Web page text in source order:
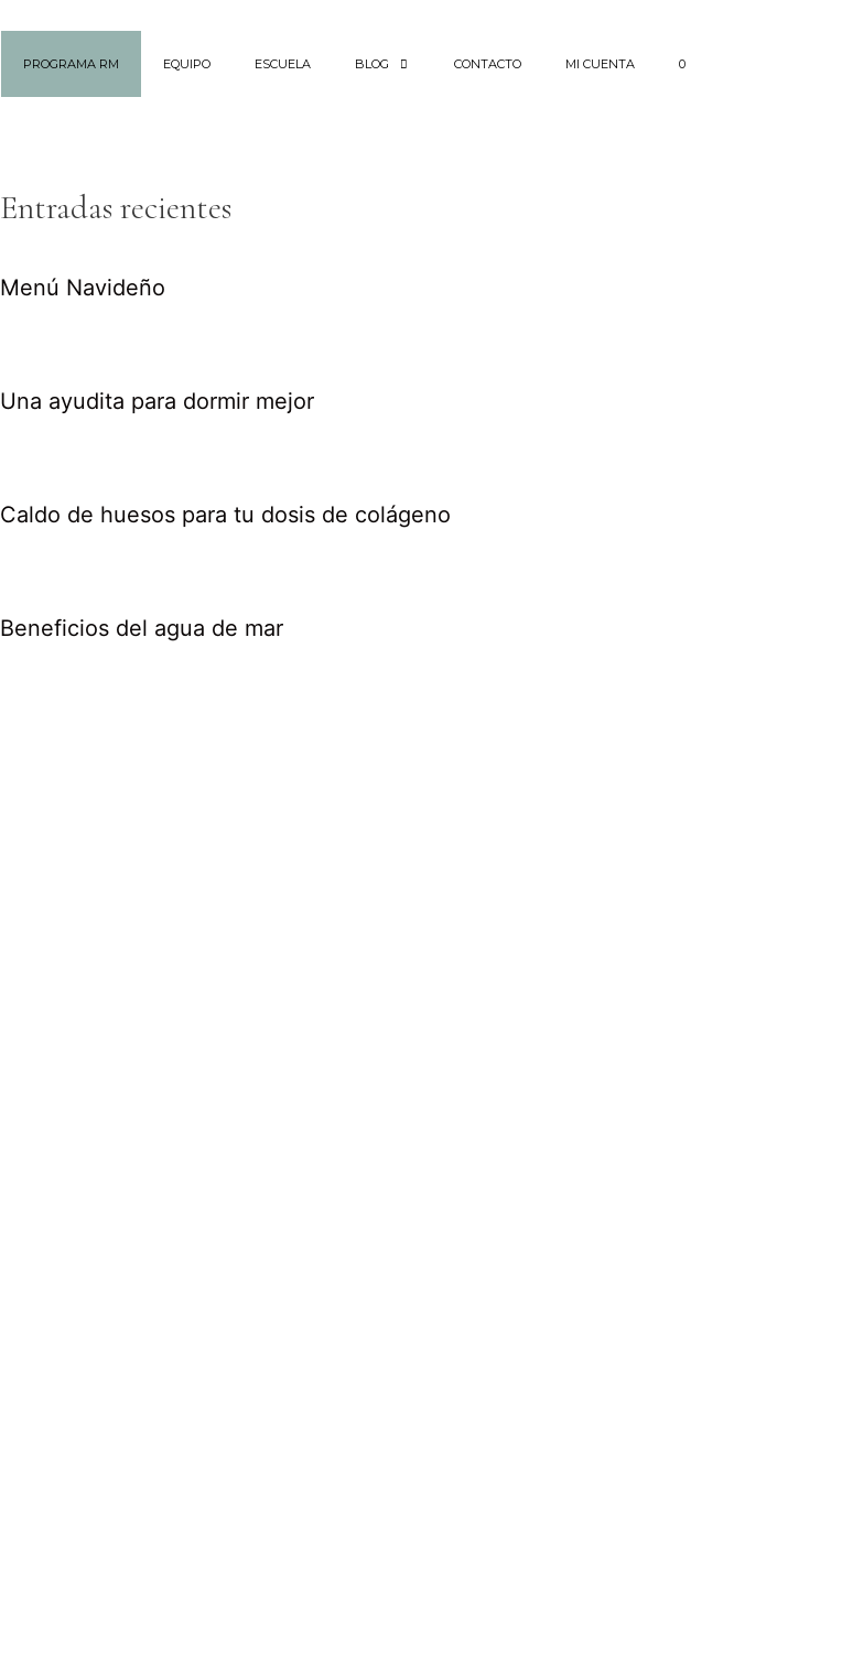
PROGRAMA RM EQUIPO ESCUELA BLOG CONTACTO MI CUENTA 0
Entradas recientes
Menú Navideño
Una ayudita para dormir mejor
Caldo de huesos para tu dosis de colágeno
Beneficios del agua de mar